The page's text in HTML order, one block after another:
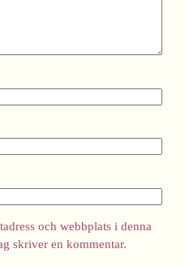
och webbplats i denna
skriver en kommentar.